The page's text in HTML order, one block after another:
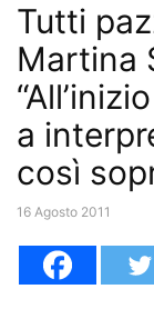
Tutti
Martina
a
così
16 Agosto 2011